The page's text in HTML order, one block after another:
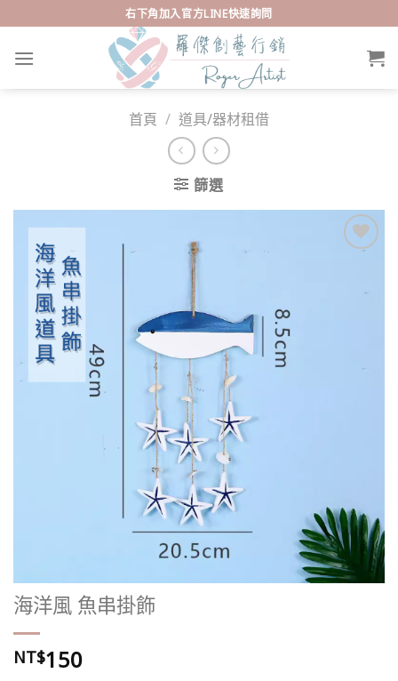
to
content
右下角加入官方LINE快速詢問
首頁 / 道具/器材租借
篩選
Add to
海洋風 魚串掛飾
NT$150